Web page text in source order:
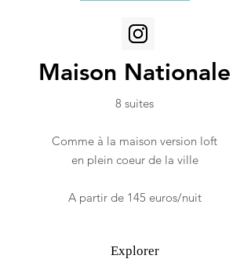
Maison Nationale
8 suites
Comme à la maison version loft
en plein coeur de la ville
A partir de 145 euros/nuit
Explorer